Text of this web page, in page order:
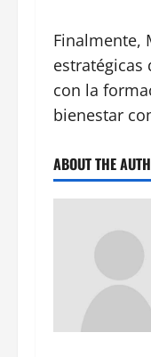
Finalmente,
con la
bienestar
ABOUT THE